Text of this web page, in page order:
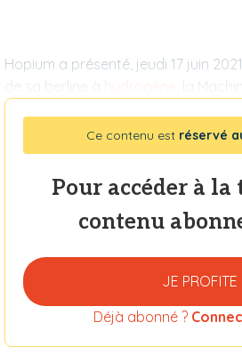
Hopium a présenté, jeudi 17 juin
, la
Ce contenu est réservé
Pour accéder à
contenu
JE PROFITE
Déjà abonné ?